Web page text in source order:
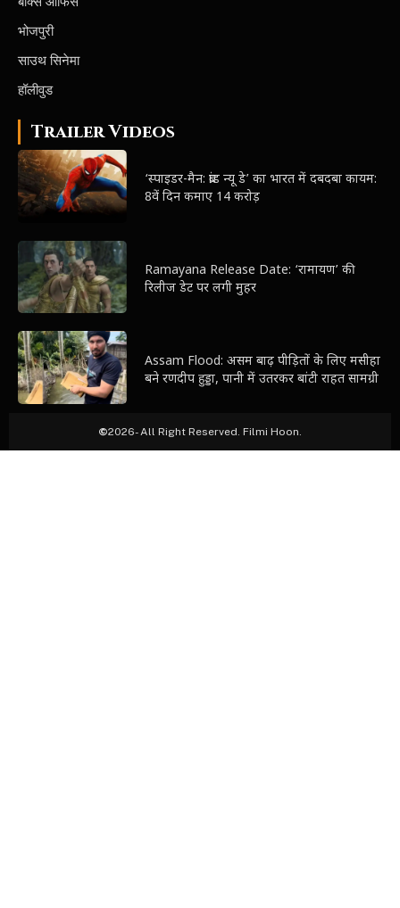
भोजपुरी
साउथ सिनेमा
हॉलीवुड
Trailer Videos
‘स्पाइडर-मैन: ब्रांड न्यू डे’ का भारत में दबदबा कायम:
8वें दिन कमाए 14 करोड़
Ramayana Release Date: ‘रामायण’ की
रिलीज डेट पर लगी मुहर
Assam Flood: असम बाढ़ पीड़ितों के लिए मसीहा
बने रणदीप हुड्डा, पानी में उतरकर बांटी राहत सामग्री
©2026- All Right Reserved. Filmi Hoon.